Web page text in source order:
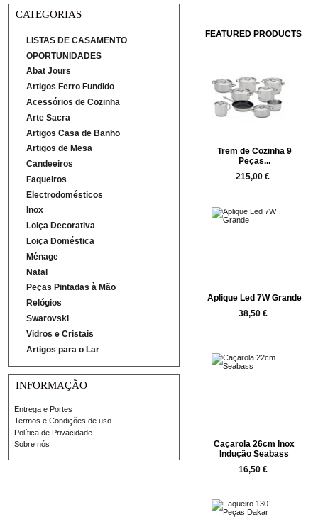
CATEGORIAS
LISTAS DE CASAMENTO
OPORTUNIDADES
Abat Jours
Artigos Ferro Fundido
Acessórios de Cozinha
Arte Sacra
Artigos Casa de Banho
Artigos de Mesa
Candeeiros
Faqueiros
Electrodomésticos
Inox
Loiça Decorativa
Loiça Doméstica
Ménage
Natal
Peças Pintadas à Mão
Relógios
Swarovski
Vidros e Cristais
Artigos para o Lar
INFORMAÇÃO
Entrega e Portes
Termos e Condições de uso
Política de Privacidade
Sobre nós
FEATURED PRODUCTS
Trem de Cozinha 9
Peças...
215,00 €
Aplique Led 7W Grande
38,50 €
Caçarola 26cm Inox
Indução Seabass
16,50 €